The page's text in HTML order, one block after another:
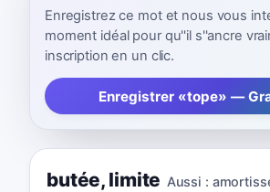
Enregistrez ce mot et nous vous
moment idéal pour qu''il s''ancre
inscription en un clic.
Enregistrer «tope» —
butée, limite Aussi :